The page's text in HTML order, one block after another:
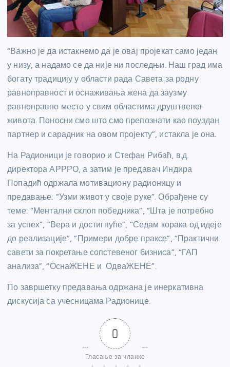
“Важно је да истакнемо да је овај пројекат само један
у низу, а надамо се да није ни последњи. Наш град има
богату традицију у области рада Савета за родну
равноправност и оснаживања жена да заузму
равноправно место у свим областима друштвеног
живота. Поносни смо што смо препознати као поуздан
партнер и сарадник на овом пројекту”, истакла је она.
На Радионици је говорио и Стефан Рибаћ, в.д.
директора АРРРО, а затим је предавач Индира
Попадић одржала мотивациону радионицу и
предавање: “Узми живот у своје руке”. Обрађене су
теме: “Ментални склоп победника”, “Шта је потребно
за успех”, “Вера и достигнуће”, “Седам корака од идеје
до реализације”, “Примери добре праксе”, “Практични
савети за покретање сопстевеног бизниса”, “ГАП
анализа”, “ОснаЖЕНЕ и ОдваЖЕНЕ”.
По завршетку предавања одржана је инеркативна
дискусија са учесницама Радионице.
0
Гласање за чланке